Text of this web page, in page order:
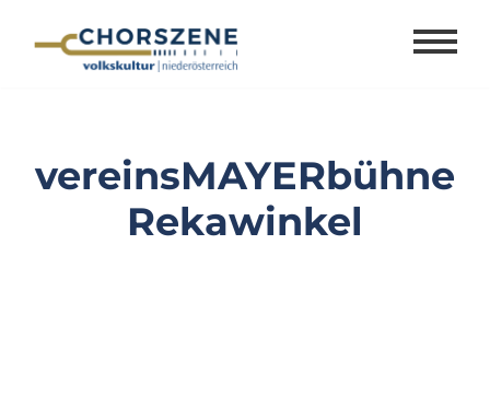
vereinsMAYERbühne
Rekawinkel